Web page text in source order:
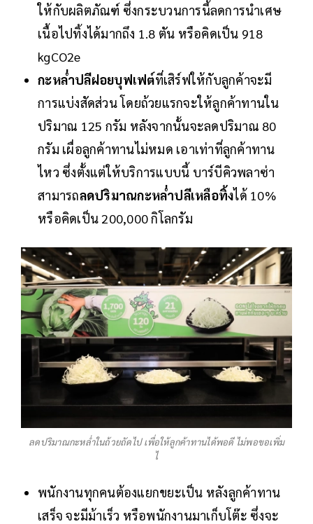
ให้กับผลิตภัณฑ์ ซึ่งกระบวนการนี้ลดการนำเศษ
เนื้อไปทิ้งได้มากถึง 1.8 ตัน หรือคิดเป็น 918
kgCO2e
กะหล่ำปลีฝอยบุฟเฟต์ที่เสิร์ฟให้กับลูกค้าจะมี
การแบ่งสัดส่วน โดยถ้วยแรกจะให้ลูกค้าทานใน
ปริมาณ 125 กรัม หลังจากนั้นจะลดปริมาณ 80
กรัม เผื่อลูกค้าทานไม่หมด เอาเท่าที่ลูกค้าทาน
ไหว ซึ่งตั้งแต่ให้บริการแบบนี้ บาร์บีคิวพลาซ่า
สามารถลดปริมาณกะหล่ำปลีเหลือทิ้งได้ 10%
หรือคิดเป็น 200,000 กิโลกรัม
ลดปริมาณกะหล่ำในถ้วยถัดไป เพื่อให้ลูกค้าทานได้พอดี ไม่พอขอเพิ่ม
ไ
พนักงานทุกคนต้องแยกขยะเป็น หลังลูกค้าทาน
เสร็จ จะมีม้าเร็ว หรือพนักงานมาเก็บโต๊ะ ซึ่งจะ